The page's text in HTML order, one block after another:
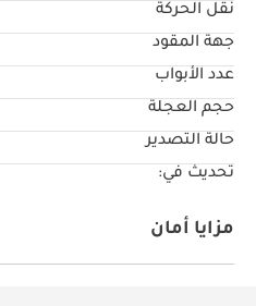
نقل الحركة
جهة المقود
عدد الأبواب
حجم العجلة
حالة التصدير
تحديث في:
مزايا أمان